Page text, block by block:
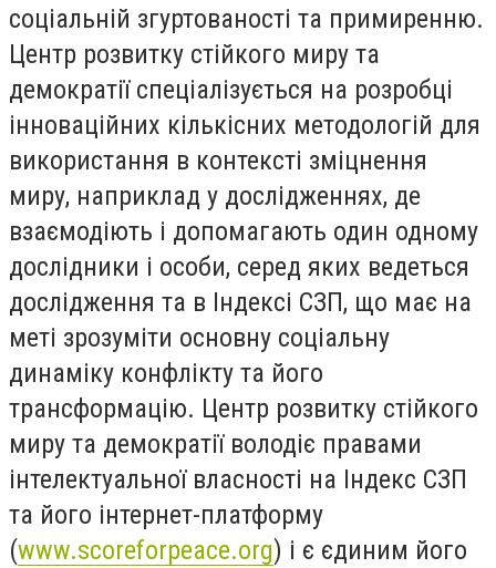
соціальній згуртованості та примиренню.
Центр розвитку стійкого миру та
демократії спеціалізується на розробці
інноваційних кількісних методологій для
використання в контексті зміцнення
миру, наприклад у дослідженнях, де
взаємодіють і допомагають один одному
дослідники і особи, серед яких ведеться
дослідження та в Індексі СЗП, що має на
меті зрозуміти основну соціальну
динаміку конфлікту та його
трансформацію. Центр розвитку стійкого
миру та демократії володіє правами
інтелектуальної власності на Індекс СЗП
та його інтернет-платформу
(www.scoreforpeace.org) і є єдиним його